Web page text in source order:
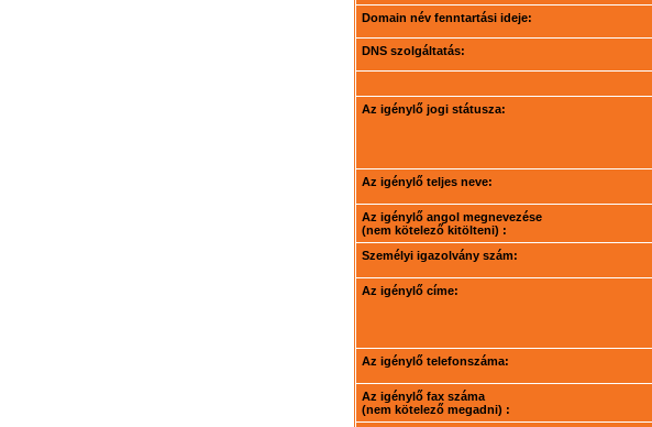
Domain név fenntartási ideje:
DNS szolgáltatás:
Az igénylő jogi státusza:
Az igénylő teljes neve:
Az igénylő angol megnevezése
(nem kötelező kitölteni) :
Személyi igazolvány szám:
Az igénylő címe:
Az igénylő telefonszáma:
Az igénylő fax száma
(nem kötelező megadni) :